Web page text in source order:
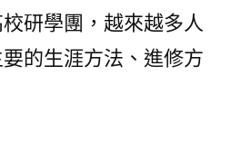
研學團，越來越多人
的生涯方法、進修方